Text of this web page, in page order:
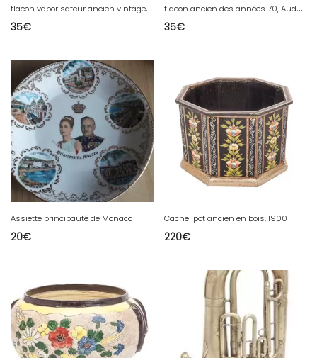
f
lacon vaporisateur ancien vintage Calandre de Paco Rabanne ( démonstration )
35€
f
lacon ancien des années 70, Audace de Rochas dans son coffret
35€
Assiette principauté de Monaco
20€
Cache-pot ancien en bois, 1900
220€